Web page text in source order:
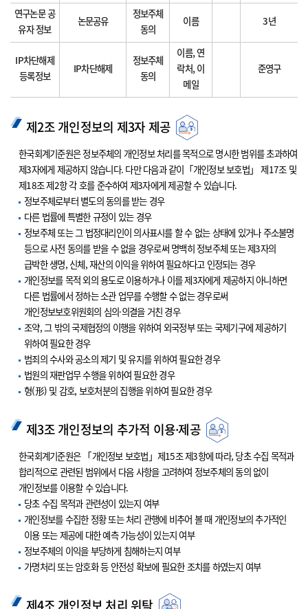
연구논문 공
유자 정보
논문공유
정보주체
동의
이름 3년
IP차단해제
등록정보
IP차단해제
정보주체
동의
이름, 연
락처, 이
메일
준영구
제2조 개인정보의 제3자 제공
한국회계기준원은 정보주체의 개인정보 처리를 목적으로 명시한 범위를 초과하여
제3자에게 제공하지 않습니다. 다만 다음과 같이「개인정보 보호법」 제17조 및
제18조 제2항 각 호를 준수하여 제3자에게 제공할 수 있습니다.
정보주체로부터 별도의 동의를 받는 경우
다른 법률에 특별한 규정이 있는 경우
정보주체 또는 그 법정대리인이 의사표시를 할 수 없는 상태에 있거나 주소불명
등으로 사전 동의를 받을 수 없을 경우로써 명백히 정보주체 또는 제3자의
급박한 생명, 신체, 재산의 이익을 위하여 필요하다고 인정되는 경우
개인정보를 목적 외의 용도로 이용하거나 이를 제3자에게 제공하지 아니하면
다른 법률에서 정하는 소관 업무를 수행할 수 없는 경우로써
개인정보보호위원회의 심의·의결을 거친 경우
조약, 그 밖의 국제협정의 이행을 위하여 외국정부 또는 국제기구에 제공하기
위하여 필요한 경우
범죄의 수사와 공소의 제기 및 유지를 위하여 필요한 경우
법원의 재판업무 수행을 위하여 필요한 경우
형(形) 및 감호, 보호처분의 집행을 위하여 필요한 경우
제3조 개인정보의 추가적 이용·제공
한국회계기준원은 「개인정보 보호법」제15조 제3항에 따라, 당초 수집 목적과
합리적으로 관련된 범위에서 다음 사항을 고려하여 정보주체의 동의 없이
개인정보를 이용할 수 있습니다.
당초 수집 목적과 관련성이 있는지 여부
개인정보를 수집한 정황 또는 처리 관행에 비추어 볼 때 개인정보의 추가적인
이용 또는 제공에 대한 예측 가능성이 있는지 여부
정보주체의 이익을 부당하게 침해하는지 여부
가명처리 또는 암호화 등 안전성 확보에 필요한 조치를 하였는지 여부